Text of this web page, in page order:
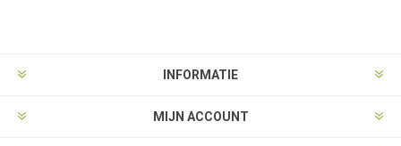
INFORMATIE
MIJN ACCOUNT